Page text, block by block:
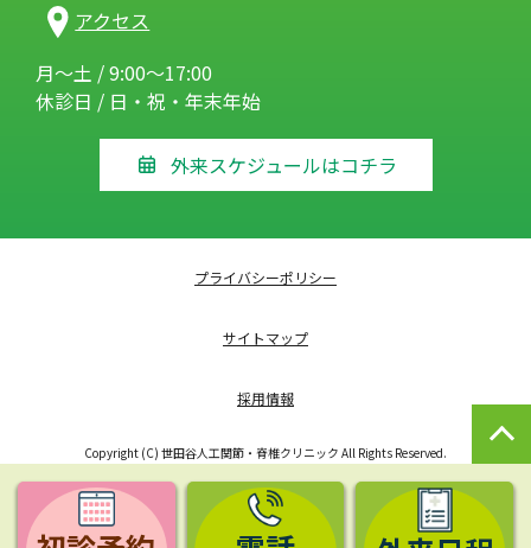
アクセス
月～土 / 9:00～17:00
休診日 / 日・祝・年末年始
外来スケジュールはコチラ
プライバシーポリシー
サイトマップ
採用情報
Copyright (C) 世田谷人工関節・脊椎クリニック All Rights Reserved.